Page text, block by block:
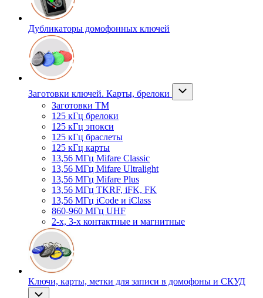
Дубликаторы домофонных ключей
Заготовки ключей. Карты, брелоки
Заготовки ТМ
125 кГц брелоки
125 кГц эпокси
125 кГц браслеты
125 кГц карты
13,56 МГц Mifare Classic
13,56 МГц Mifare Ultralight
13,56 МГц Mifare Plus
13,56 МГц TKRF, iFK, FK
13,56 МГц iCode и iClass
860-960 МГц UHF
2-х, 3-х контактные и магнитные
Ключи, карты, метки для записи в домофоны и СКУД